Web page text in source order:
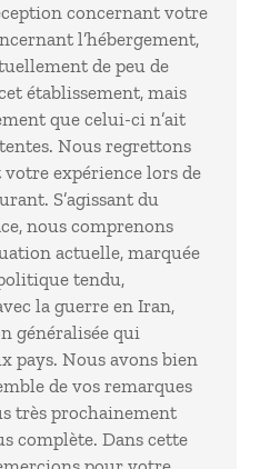
concernant votre
l’hébergement,
de peu de
établissement, mais
que celui-ci n’ait
Nous regrettons
expérience lors de
S’agissant du
nous comprenons
actuelle, marquée
tendu,
la guerre en Iran,
généralisée qui
pays. Nous avons bien
de vos remarques
très prochainement
complète. Dans cette